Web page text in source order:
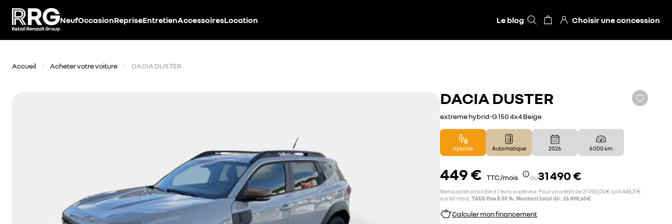
NeufOccasionRepriseEntretienAccessoiresLocation Le blog Choisir une concession
Accueil Acheter votre voiture DACIA DUSTER
DACIA DUSTER
extreme hybrid-G 150 4x4 Beige
Hybride Automatique 2026 6 000 km
449 € TTC /mois ou31 490 €
Mensualité arrondie à l'euro supérieur. Pour un crédit de 21 990,00€ soit 448,31€
sur 60 mois, TAEG fixe 8.55 %. Montant total dû : 26 898,60€
Calculer mon financement